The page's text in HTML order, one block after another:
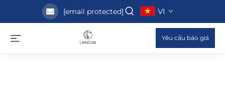
[email protected] VI
Yêu cầu báo giá